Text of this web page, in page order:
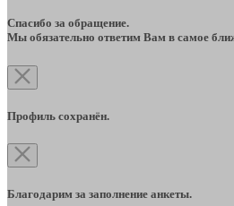
Спасибо за обращение.
Мы обязательно ответим Вам в самое
Профиль сохранён.
Благодарим за заполнение анкеты.